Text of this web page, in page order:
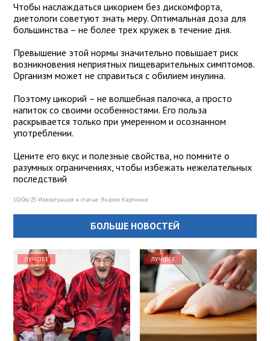
Чтобы наслаждаться цикорием без дискомфорта,
диетологи советуют знать меру. Оптимальная доза для
большинства – не более трех кружек в течение дня.
Превышение этой нормы значительно повышает риск
возникновения неприятных пищеварительных симптомов.
Организм может не справиться с обилием инулина.
Поэтому цикорий – не волшебная палочка, а просто
напиток со своими особенностями. Его польза
раскрывается только при умеренном и осознанном
употреблении.
Цените его вкус и полезные свойства, но помните о
разумных ограничениях, чтобы избежать нежелательных
последствий
10/06/25 Иллюстрация к статье: Яндекс.Картинки
БОЛЬШЕ НОВОСТЕЙ
ЛУЧШЕЕ ЛУЧШЕЕ